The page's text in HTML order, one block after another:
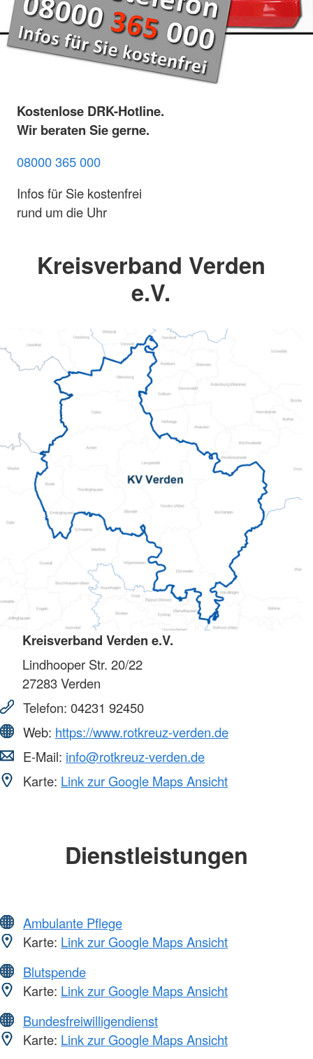
Kostenlose DRK-Hotline.
Wir beraten Sie gerne.
08000 365 000
Infos für Sie kostenfrei
rund um die Uhr
Kreisverband Verden
e.V.
Kreisverband Verden e.V.
Lindhooper Str. 20/22
27283Verden
Telefon: 04231 92450
Web: https://www.rotkreuz-verden.de
E-Mail: info@rotkreuz-verden.de
Karte: Link zur Google Maps Ansicht
Dienstleistungen
Ambulante Pflege
Karte: Link zur Google Maps Ansicht
Blutspende
Karte: Link zur Google Maps Ansicht
Bundesfreiwilligendienst
Karte: Link zur Google Maps Ansicht